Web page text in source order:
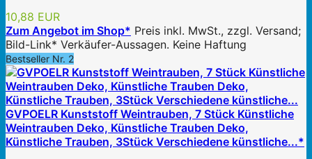
10,88 EUR
Zum Angebot im Shop* Preis inkl. MwSt., zzgl. Versand;
Bild-Link* Verkäufer-Aussagen. Keine Haftung
Bestseller Nr. 2
GVPOELR Kunststoff Weintrauben, 7 Stück Künstliche
Weintrauben Deko, Künstliche Trauben Deko,
Künstliche Trauben, 3Stück Verschiedene künstliche...*